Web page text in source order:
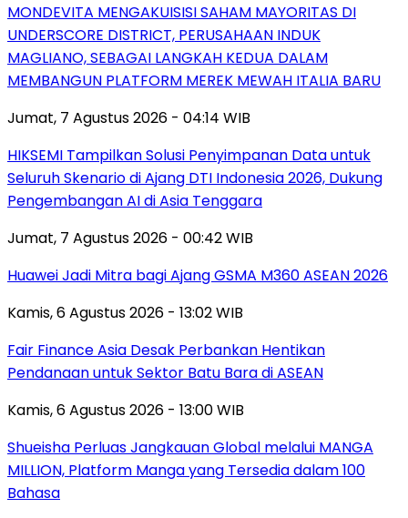
MONDEVITA MENGAKUISISI SAHAM MAYORITAS DI
UNDERSCORE DISTRICT, PERUSAHAAN INDUK
MAGLIANO, SEBAGAI LANGKAH KEDUA DALAM
MEMBANGUN PLATFORM MEREK MEWAH ITALIA BARU
Jumat, 7 Agustus 2026 - 04:14 WIB
HIKSEMI Tampilkan Solusi Penyimpanan Data untuk
Seluruh Skenario di Ajang DTI Indonesia 2026, Dukung
Pengembangan AI di Asia Tenggara
Jumat, 7 Agustus 2026 - 00:42 WIB
Huawei Jadi Mitra bagi Ajang GSMA M360 ASEAN 2026
Kamis, 6 Agustus 2026 - 13:02 WIB
Fair Finance Asia Desak Perbankan Hentikan
Pendanaan untuk Sektor Batu Bara di ASEAN
Kamis, 6 Agustus 2026 - 13:00 WIB
Shueisha Perluas Jangkauan Global melalui MANGA
MILLION, Platform Manga yang Tersedia dalam 100
Bahasa